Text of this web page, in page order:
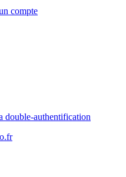
compte
double-authentification